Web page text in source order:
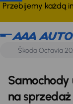
Przebijemy każdą
Renault Megane
Samochody
na sprzedaż